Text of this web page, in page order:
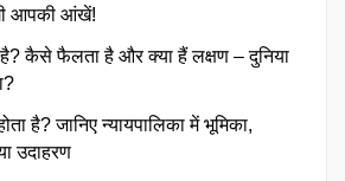
आपकी आंखें!
कैसे फैलता है और क्या हैं लक्षण – दुनिया
है? जानिए न्यायपालिका में भूमिका,
उदाहरण